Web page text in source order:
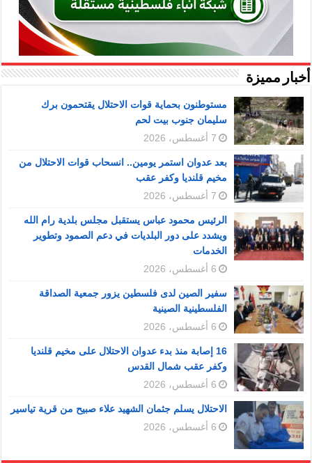
أخبار مميزة
مستوطنون بحماية قوات الاحتلال يقتحمون برك
سليمان جنوب بيت لحم
7 أغسطس، 2026
بعد عدوان استمر يومين.. انسحاب قوات الاحتلال من
مخيم قلنديا وكفر عقب
7 أغسطس، 2026
الرئيس محمود عباس يستقبل مجلس بلدية رام الله
ويشدد على دور البلديات في دعم الصمود وتطوير
الخدمات
6 أغسطس، 2026
سفير الصين لدى فلسطين يزور جمعية الصداقة
الفلسطينية الصينية
6 أغسطس، 2026
16 إصابة منذ بدء عدوان الاحتلال على مخيم قلنديا
وكفر عقب شمال القدس
6 أغسطس، 2026
الاحتلال يسلم جثمان الشهيد علاء صبيح من قرية تياسير
6 أغسطس، 2026